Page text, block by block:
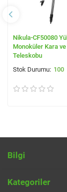
Nikula-CF50080
Monoküler Kara ve
Teleskobu
100
Bilgi
Kategoriler